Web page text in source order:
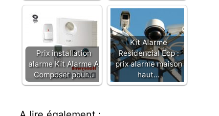
Prix installation
alarme Kit Alarme A
Composer pour…
Kit Alarme
Residencial Ecp :
prix alarme maison
haut…